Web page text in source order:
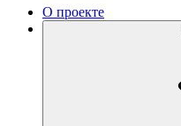
О проекте